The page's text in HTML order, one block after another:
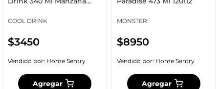
COOL DRINK
$3450
Vendido por: Home Sentry
Agregar
MONSTER
$8950
Vendido por: Home Sentry
Agregar